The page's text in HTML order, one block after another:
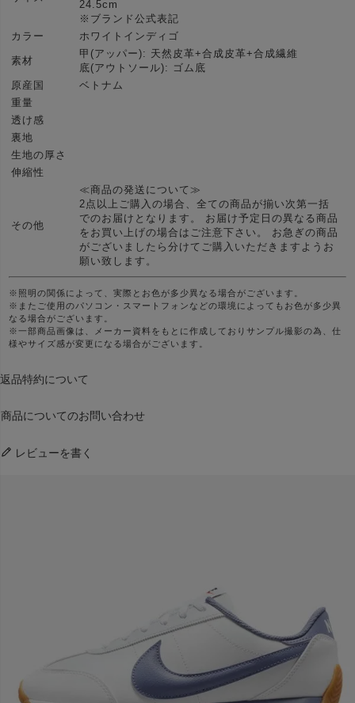
24.5cm
※ブランド公式表記
カラー
ホワイトインディゴ
素材
甲(アッパー): 天然皮革+合成皮革+合成繊維
底(アウトソール): ゴム底
原産国
ベトナム
重量
透け感
裏地
生地の厚さ
伸縮性
その他
≪商品の発送について≫
2点以上ご購入の場合、全ての商品が揃い次第一括
でのお届けとなります。 お届け予定日の異なる商品
をお買い上げの場合はご注意下さい。 お急ぎの商品
がございましたら分けてご購入いただきますようお
願い致します。
※照明の関係によって、実際とお色が多少異なる場合がございます。
※またご使用のパソコン・スマートフォンなどの環境によってもお色が多少異
なる場合がございます。
※一部商品画像は、メーカー資料をもとに作成しておりサンプル撮影の為、仕
様やサイズ感が変更になる場合がございます。
返品特約について
商品についてのお問い合わせ
レビューを書く